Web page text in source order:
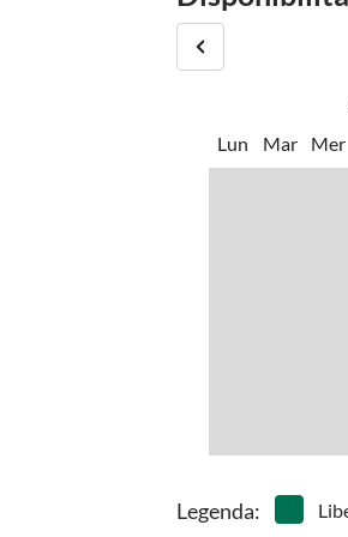
istruzioni dettagliate
Lun Mar Mer
Legenda: